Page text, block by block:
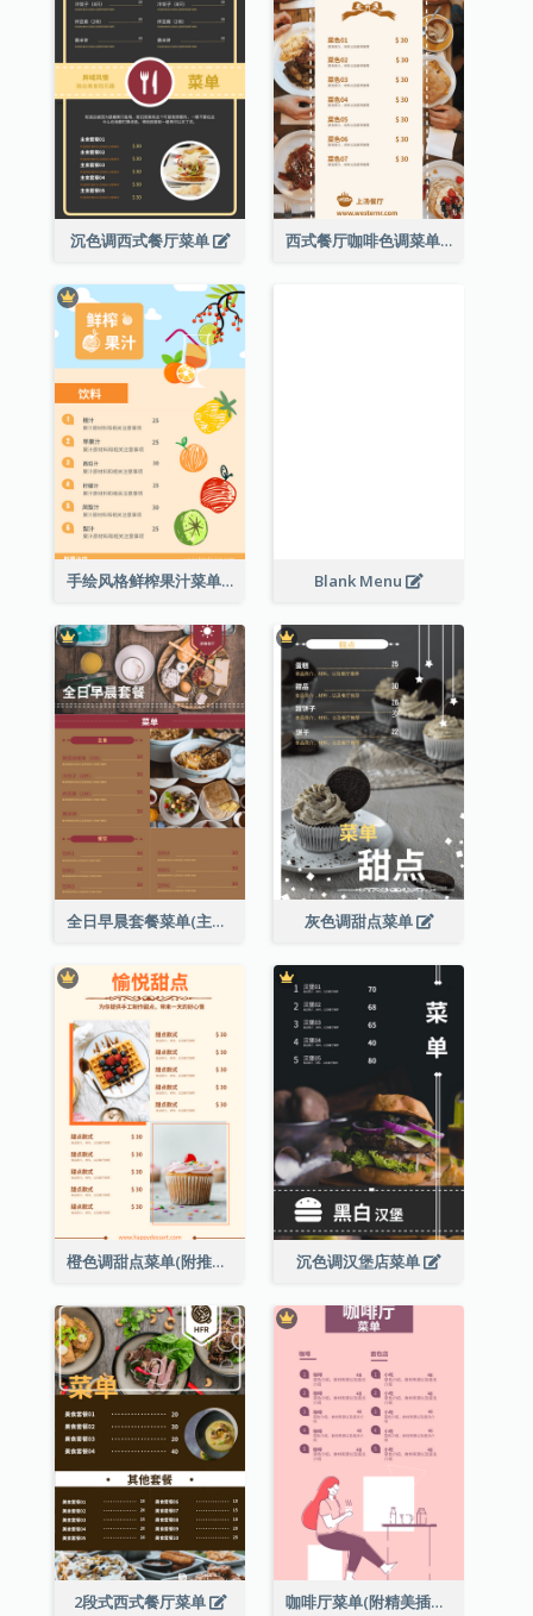
沉色调西式餐厅菜单 西式餐厅咖啡色调菜单
手绘风格鲜榨果汁菜单 Blank Menu
全日早晨套餐菜单(主食及餐饮) 灰色调甜点菜单
橙色调甜点菜单(附推荐款式图片) 沉色调汉堡店菜单
2段式西式餐厅菜单 咖啡厅菜单(附精美插图)